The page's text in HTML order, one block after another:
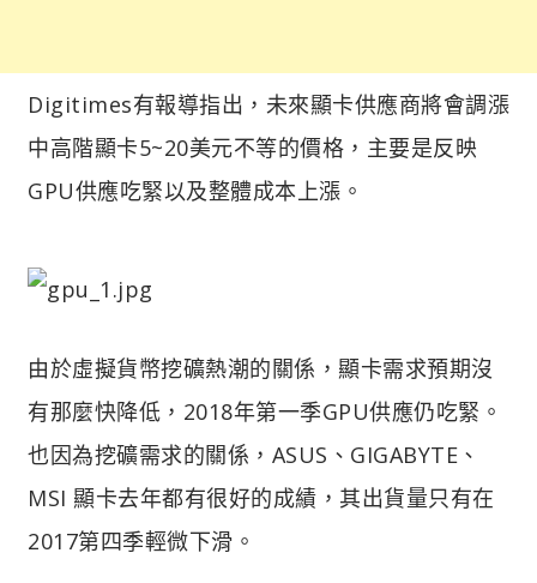
Digitimes有報導指出，未來顯卡供應商將會調漲
中高階顯卡5~20美元不等的價格，主要是反映
GPU供應吃緊以及整體成本上漲。
由於虛擬貨幣挖礦熱潮的關係，顯卡需求預期沒
有那麼快降低，2018年第一季GPU供應仍吃緊。
也因為挖礦需求的關係，ASUS、GIGABYTE、
MSI 顯卡去年都有很好的成績，其出貨量只有在
2017第四季輕微下滑。